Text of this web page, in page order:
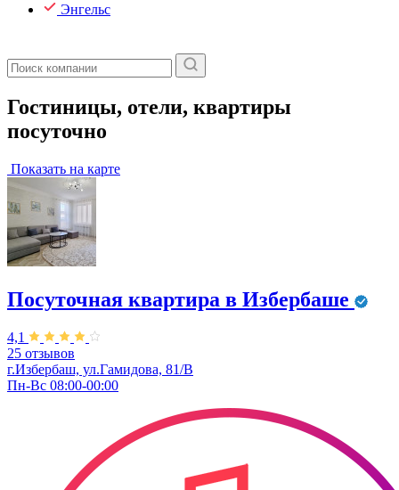
Энгельс
Гостиницы, отели, квартиры
посуточно
Показать на карте
Посуточная квартира в Избербаше
4,1
25 отзывов
г.Избербаш, ул.Гамидова, 81/В
Пн-Вс 08:00-00:00